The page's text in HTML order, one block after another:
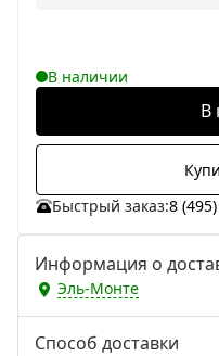
В наличии
В
Быстрый заказ:8
Информация о
Эль-Монте
Способ доставки